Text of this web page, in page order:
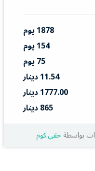
1878 يوم
154 يوم
75 يوم
11.54 دينار
1777.00 دينار
865 دينار
بواسطةحقي.كوم